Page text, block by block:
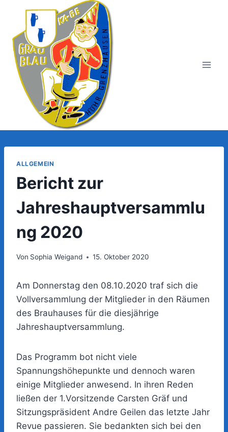
springen
ALLGEMEIN
Bericht zur
Jahreshauptversammlu
ng 2020
Von Sophia Weigand 15. Oktober 2020
Am Donnerstag den 08.10.2020 traf sich die
Vollversammlung der Mitglieder in den Räumen
des Brauhauses für die diesjährige
Jahreshauptversammlung.
Das Programm bot nicht viele
Spannungshöhepunkte und dennoch waren
einige Mitglieder anwesend. In ihren Reden
ließen der 1.Vorsitzende Carsten Gräf und
Sitzungspräsident Andre Geilen das letzte Jahr
Revue passieren. Sie bedankten sich bei den